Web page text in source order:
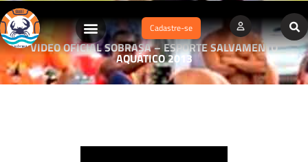
Cadastre-se
VIDEO OFICIAL SOBRASA – ESPORTE SALVAMENTO
AQUÁTICO 2013